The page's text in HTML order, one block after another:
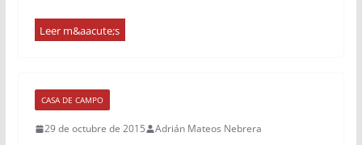
CASA DE CAMPO
29 de octubre de 2015 Adrián Mateos Nebrera